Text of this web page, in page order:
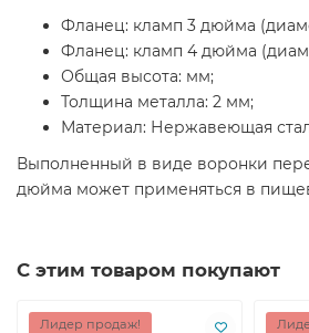
Фланец: кламп 3 дюйма
Фланец: кламп 4 дюйма
Общая высота: мм;
Толщина металла: 2 мм;
Материал: Нержавеющая
Выполненный в виде воронки
дюйма может применяться в
С этим товаром покупают
Лидер продаж!